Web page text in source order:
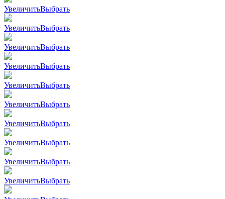
УвеличитьВыбрать
УвеличитьВыбрать
УвеличитьВыбрать
УвеличитьВыбрать
УвеличитьВыбрать
УвеличитьВыбрать
УвеличитьВыбрать
УвеличитьВыбрать
УвеличитьВыбрать
УвеличитьВыбрать